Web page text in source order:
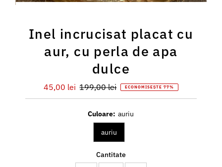
Inel incrucisat placat cu
aur, cu perla de apa
dulce
Preț
redus
45,00 lei Preț
întreg
199,00 lei ECONOMISEȘTE 77%
Culoare: auriu
auriu
Cantitate